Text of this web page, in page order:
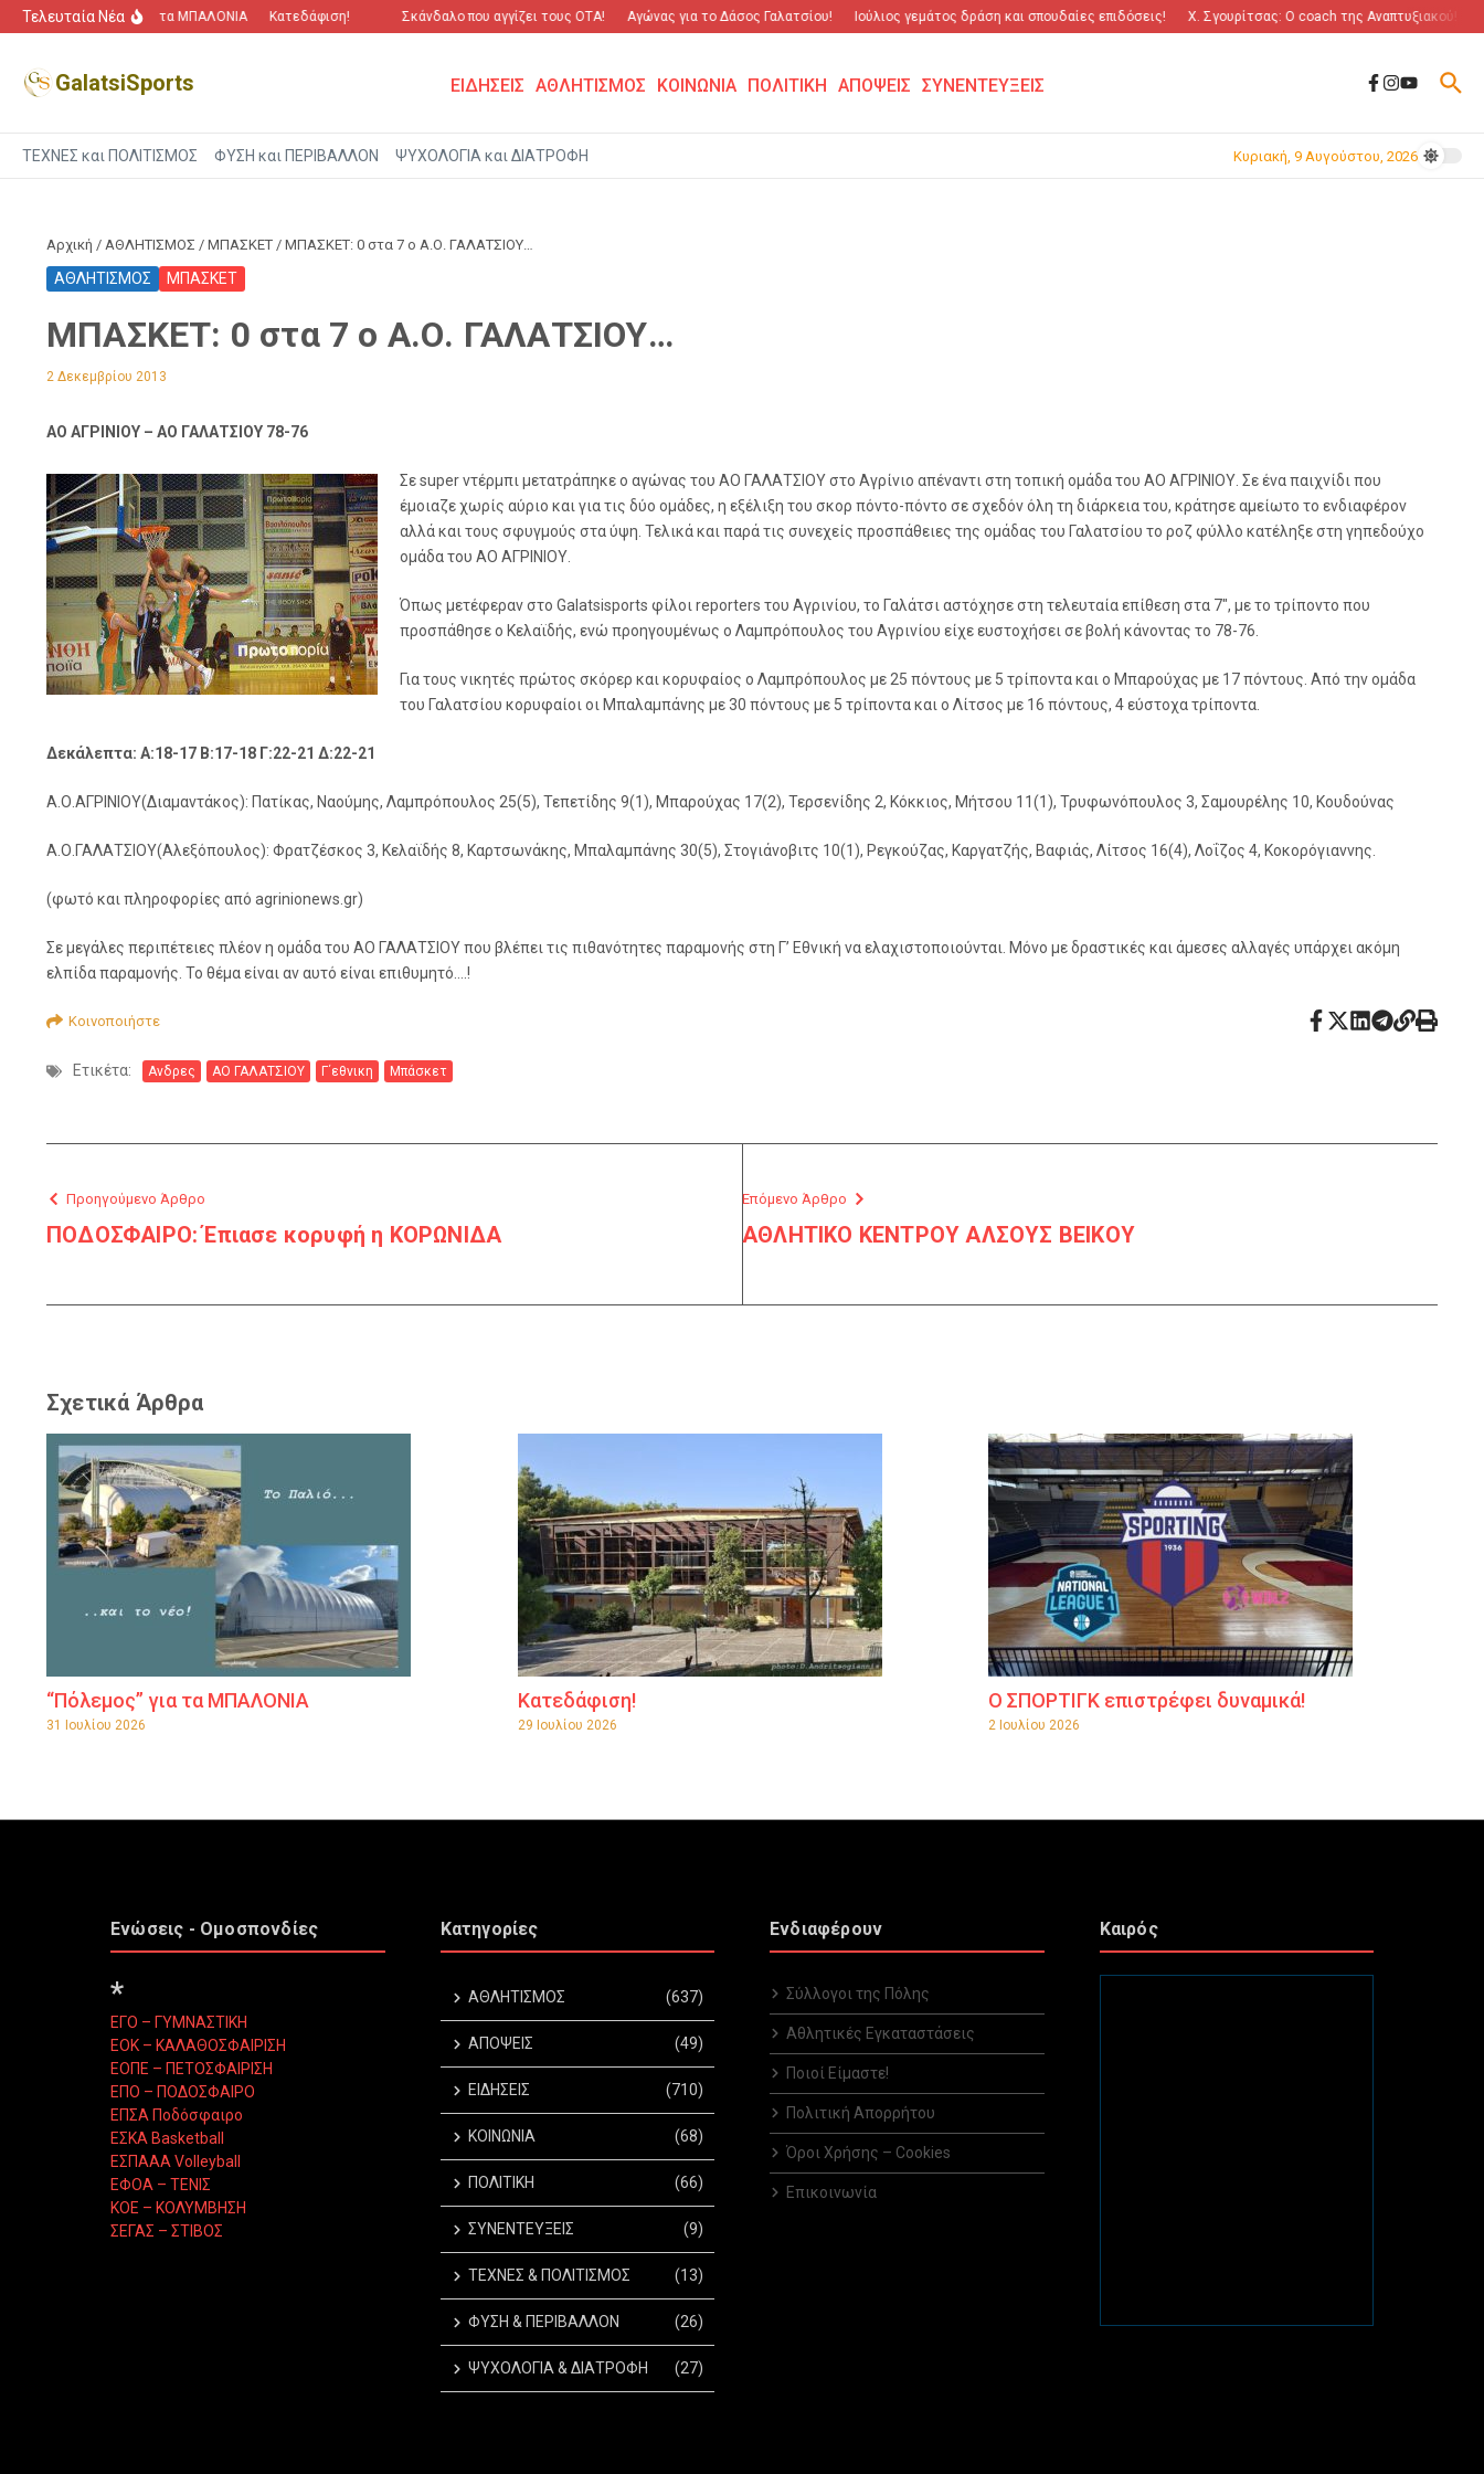
Μετάβαση στο περιεχόμενο
Τελευταία Νέα
“Πόλεμος” για τα ΜΠΑΛΟΝΙΑ Κατεδάφιση! Σκάνδαλο που αγγίζει τους ΟΤΑ! Αγώνας για το Δάσος Γαλατσίου! Ιούλιος γεμάτος δράση και σπουδαίες επιδόσεις! Χ. Σγουρίτσας: O coach της Αναπτυξιακού!
GalatsiSports ΕΙΔΗΣΕΙΣ ΑΘΛΗΤΙΣΜΟΣ ΚΟΙΝΩΝΙΑ ΠΟΛΙΤΙΚΗ ΑΠΟΨΕΙΣ ΣΥΝΕΝΤΕΥΞΕΙΣ
ΤΕΧΝΕΣ και ΠΟΛΙΤΙΣΜΟΣ ΦΥΣΗ και ΠΕΡΙΒΑΛΛΟΝ ΨΥΧΟΛΟΓΙΑ και ΔΙΑΤΡΟΦΗ Κυριακή, 9 Αυγούστου, 2026
Αρχική / ΑΘΛΗΤΙΣΜΟΣ / ΜΠΑΣΚΕΤ / ΜΠΑΣΚΕΤ: 0 στα 7 ο Α.Ο. ΓΑΛΑΤΣΙΟΥ…
ΑΘΛΗΤΙΣΜΟΣ ΜΠΑΣΚΕΤ
ΜΠΑΣΚΕΤ: 0 στα 7 ο Α.Ο. ΓΑΛΑΤΣΙΟΥ…
2 Δεκεμβρίου 2013
ΑΟ ΑΓΡΙΝΙΟΥ – ΑΟ ΓΑΛΑΤΣΙΟΥ 78-76
Σε super ντέρμπι μετατράπηκε ο αγώνας του ΑΟ ΓΑΛΑΤΣΙΟΥ στο Αγρίνιο απέναντι στη τοπική ομάδα του ΑΟ ΑΓΡΙΝΙΟΥ. Σε ένα παιχνίδι που
έμοιαζε χωρίς αύριο και για τις δύο ομάδες, η εξέλιξη του σκορ πόντο-πόντο σε σχεδόν όλη τη διάρκεια του, κράτησε αμείωτο το ενδιαφέρον
αλλά και τους σφυγμούς στα ύψη. Τελικά και παρά τις συνεχείς προσπάθειες της ομάδας του Γαλατσίου το ροζ φύλλο κατέληξε στη γηπεδούχο
ομάδα του ΑΟ ΑΓΡΙΝΙΟΥ.
Όπως μετέφεραν στο Galatsisports φίλοι reporters του Αγρινίου, το Γαλάτσι αστόχησε στη τελευταία επίθεση στα 7″, με το τρίποντο που
προσπάθησε ο Κελαϊδής, ενώ προηγουμένως ο Λαμπρόπουλος του Αγρινίου είχε ευστοχήσει σε βολή κάνοντας το 78-76.
Για τους νικητές πρώτος σκόρερ και κορυφαίος ο Λαμπρόπουλος με 25 πόντους με 5 τρίποντα και ο Μπαρούχας με 17 πόντους. Από την ομάδα
του Γαλατσίου κορυφαίοι οι Μπαλαμπάνης με 30 πόντους με 5 τρίποντα και ο Λίτσος με 16 πόντους, 4 εύστοχα τρίποντα.
Δεκάλεπτα: Α:18-17 Β:17-18 Γ:22-21 Δ:22-21
Α.Ο.ΑΓΡΙΝΙΟΥ(Διαμαντάκος): Πατίκας, Ναούμης, Λαμπρόπουλος 25(5), Τεπετίδης 9(1), Μπαρούχας 17(2), Τερσενίδης 2, Κόκκιος, Μήτσου 11(1), Τρυφωνόπουλος 3, Σαμουρέλης 10, Κουδούνας
Α.Ο.ΓΑΛΑΤΣΙΟΥ(Αλεξόπουλος): Φρατζέσκος 3, Κελαϊδής 8, Καρτσωνάκης, Μπαλαμπάνης 30(5), Στογιάνοβιτς 10(1), Ρεγκούζας, Καργατζής, Βαφιάς, Λίτσος 16(4), Λοΐζος 4, Κοκορόγιαννης.
(φωτό και πληροφορίες από agrinionews.gr)
Σε μεγάλες περιπέτειες πλέον η ομάδα του ΑΟ ΓΑΛΑΤΣΙΟΥ που βλέπει τις πιθανότητες παραμονής στη Γ’ Εθνική να ελαχιστοποιούνται. Μόνο με δραστικές και άμεσες αλλαγές υπάρχει ακόμη
ελπίδα παραμονής. Το θέμα είναι αν αυτό είναι επιθυμητό….!
Κοινοποιήστε
Ετικέτα: Ανδρες ΑΟ ΓΑΛΑΤΣΙΟΥ Γ΄εθνικη Μπάσκετ
Προηγούμενο Άρθρο
ΠΟΔΟΣΦΑΙΡΟ: Έπιασε κορυφή η ΚΟΡΩΝΙΔΑ
Επόμενο Άρθρο
ΑΘΛΗΤΙΚΟ ΚΕΝΤΡΟΥ ΑΛΣΟΥΣ ΒΕΙΚΟΥ
Σχετικά Άρθρα
“Πόλεμος” για τα ΜΠΑΛΟΝΙΑ
31 Ιουλίου 2026
Κατεδάφιση!
29 Ιουλίου 2026
Ο ΣΠΟΡΤΙΓΚ επιστρέφει δυναμικά!
2 Ιουλίου 2026
Ενώσεις - Ομοσπονδίες
*
ΕΓΟ – ΓΥΜΝΑΣΤΙΚΗ
ΕΟΚ – ΚΑΛΑΘΟΣΦΑΙΡΙΣΗ
ΕΟΠΕ – ΠΕΤΟΣΦΑΙΡΙΣΗ
ΕΠΟ – ΠΟΔΟΣΦΑΙΡΟ
ΕΠΣΑ Ποδόσφαιρο
ΕΣΚΑ Basketball
ΕΣΠΑΑΑ Volleyball
ΕΦΟΑ – ΤΕΝΙΣ
ΚΟΕ – ΚΟΛΥΜΒΗΣΗ
ΣΕΓΑΣ – ΣΤΙΒΟΣ
Κατηγορίες
ΑΘΛΗΤΙΣΜΟΣ (637)
ΑΠΟΨΕΙΣ (49)
ΕΙΔΗΣΕΙΣ (710)
ΚΟΙΝΩΝΙΑ (68)
ΠΟΛΙΤΙΚΗ (66)
ΣΥΝΕΝΤΕΥΞΕΙΣ (9)
ΤΕΧΝΕΣ & ΠΟΛΙΤΙΣΜΟΣ (13)
ΦΥΣΗ & ΠΕΡΙΒΑΛΛΟΝ (26)
ΨΥΧΟΛΟΓΙΑ & ΔΙΑΤΡΟΦΗ (27)
Ενδιαφέρουν
Σύλλογοι της Πόλης
Αθλητικές Εγκαταστάσεις
Ποιοί Είμαστε!
Πολιτική Απορρήτου
Όροι Χρήσης – Cookies
Επικοινωνία
Καιρός